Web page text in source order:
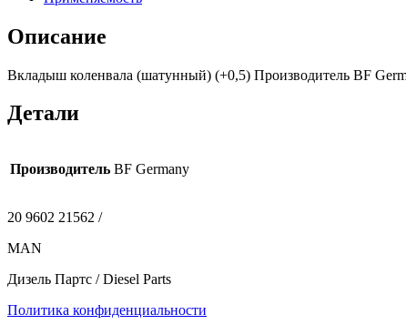
Описание
Вкладыш коленвала (шатунный) (+0,5) Производитель BF
Детали
Производитель BF Germany
20 9602 21562 /
MAN
Дизель Партс / Diesel Parts
Политика конфиденциальности